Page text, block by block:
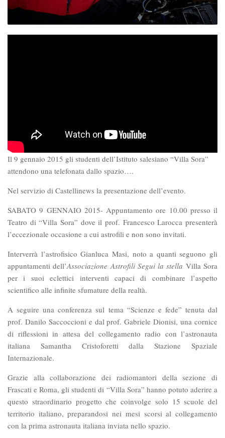
Il 9 gennaio 2015 gli studenti dell’Istituto salesiano “Villa Sora”
attendono una telefonata dallo spazio….
Nel servizio di Castellinews la presentazione dell’evento.
SABATO 9 GENNAIO 2015- Appuntamento ore 10.00 presso il
Teatro di “Villa Sora” dove il prof. Francesco Larocca presenterà
l’eccezionale occasione a cui astrofili e non sono invitati.
Interverrà l’astrofisico Gianluca Masi, noto a quanti seguono gli
appuntamenti dell’Associazione Astrofili Segui la stella Villa Sora
per i suoi eclettici interventi capaci di combinare l’aspetto
scientifico alle infinite sfumature della realtà.
A seguire una conferenza sul tema “Scienze e fede” tenuta dal
prof. Danilo Saccoccioni e dal prof. Gabriele Dionisi, una cornice
di riflessioni in attesa del collegamento radio con l’astronauta
italiana Samantha Cristoforetti dalla Stazione Spaziale
Internazionale.
Grazie alla collaborazione dei radiomantori della sezione di
Frascati e Roma, gli studenti di “Villa Sora” hanno potuto aderire a
questo straordinario progetto che coinvolge solo 15 scuole del
territorio italiano, preparandosi nei mesi scorsi al collegamento
con la prima astronauta italiana inviata nello spazio.